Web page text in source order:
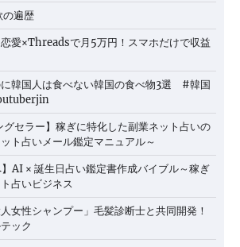
の遍歴
恋愛×Threadsで月5万円！スマホだけで収益
に韓国人は食べない韓国の食べ物3選 #韓国
グセラー】稼ぎに特化した副業ネット占いの
ト占いメール鑑定マニュアル～
AI × 誕生日占い鑑定書作成バイブル～稼ぎ
占いビジネス
女性シャンプー」毛髪診断士と共同開発！
ック